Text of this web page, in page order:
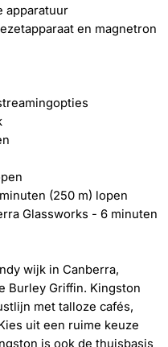
apparatuur
en magnetron
(250 m) lopen
Glassworks - 6 minuten
wijk in Canberra,
Burley Griffin. Kingston
met talloze cafés,
uit een ruime keuze
is ook de thuisbasis